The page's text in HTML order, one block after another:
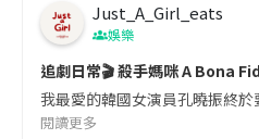
Just_A_Girl_eats
娛樂
追劇日常🎬 殺手媽咪 A Bona
我最愛的韓國女演員孔曉振終
閱讀更多